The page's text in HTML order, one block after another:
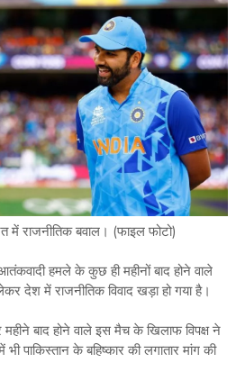
में राजनीतिक बवाल। (फाइल फोटो)
हमले के कुछ ही महीनों बाद होने वाले
देश में राजनीतिक विवाद खड़ा हो गया है।
बाद होने वाले इस मैच के खिलाफ विपक्ष ने
पाकिस्तान के बहिष्कार की लगातार मांग की